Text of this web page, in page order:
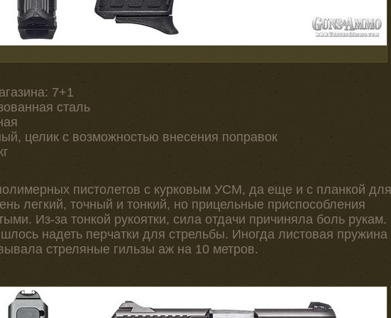
7+1
сталь
целик с возможностью внесения поправок
пистолетов с курковым УСМ, да еще и с планкой для
легкий, точный и тонкий, но прицельные приспособления
Из-за тонкой рукоятки, сила отдачи причиняла боль рукам.
надеть перчатки для стрельбы. Иногда листовая пружина
стреляные гильзы аж на 10 метров.